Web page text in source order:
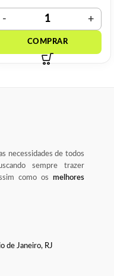
necessidades de todos
sempre trazer
como os melhores
de Janeiro, RJ